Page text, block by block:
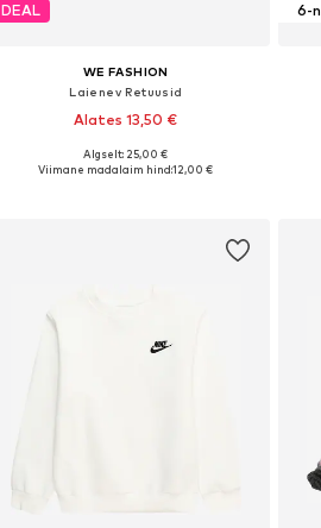
DEAL
WE FASHION
Laienev Retuusid
Alates 13,50 €
+ 5
Saadaval erinevates suurustes
Algselt: 25,00 €
Viimane madalaim hind:12,00 €
6-